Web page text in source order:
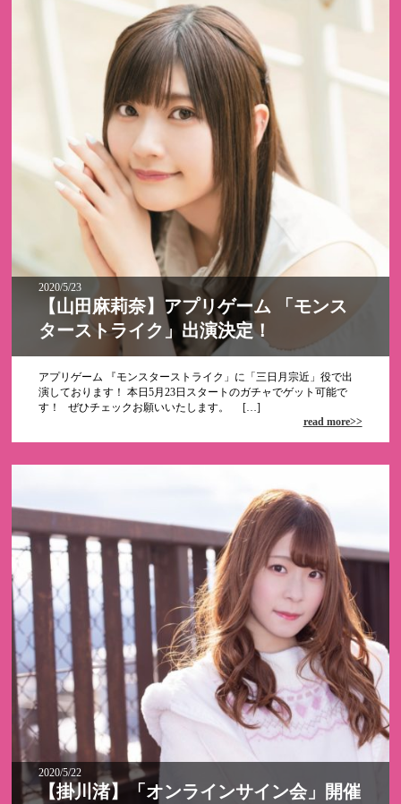
2020/5/23
【山田麻莉奈】アプリゲーム 「モンス
ターストライク」出演決定！
アプリゲーム 『モンスターストライク」に「三日月宗近」役で出
演しております！ 本日5月23日スタートのガチャでゲット可能で
す！ ぜひチェックお願いいたします。 […]
read more>>
2020/5/22
【掛川渚】「オンラインサイン会」開催